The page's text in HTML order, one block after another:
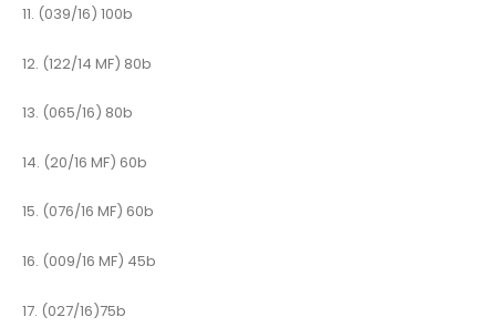
11. (039/16) 100b
12. (122/14 MF) 80b
13. (065/16) 80b
14. (20/16 MF) 60b
15. (076/16 MF) 60b
16. (009/16 MF) 45b
17. (027/16)75b